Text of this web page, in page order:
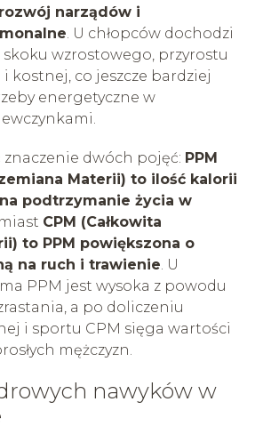
narządów i
. U chłopców dochodzi
wzrostowego, przyrostu
kostnej, co jeszcze bardziej
energetyczne w
dwóch pojęć: PPM
Materii) to ilość kalorii
podtrzymanie życia w
CPM (Całkowita
to PPM powiększona o
na ruch i trawienie. U
PPM jest wysoka z powodu
a po doliczeniu
i sportu CPM sięga wartości
mężczyzn.
nawyków w